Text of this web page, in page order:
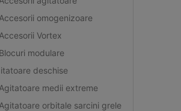
Accesorii omogenizoare
Accesorii Vortex
Blocuri modulare
deschise
Agitatoare medii extreme
Agitatoare orbitale sarcini grele